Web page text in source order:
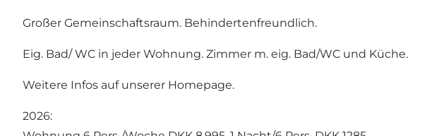
Großer Gemeinschaftsraum. Behindertenfreundlich.
Eig. Bad/ WC in jeder Wohnung. Zimmer m. eig. Bad/WC und Küche.
Weitere Infos auf unserer Homepage.
2026: